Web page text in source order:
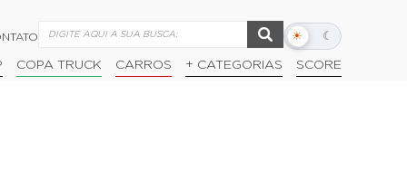
☀ ☾
Alternar
escuro
COPA TRUCK CARROS + CATEGORIAS SCORE